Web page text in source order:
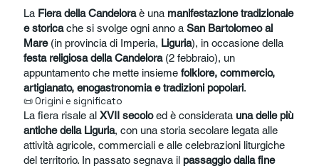
La Fiera della Candeloraè una manifestazione tradizionale
e storicache si svolge ogni anno a San Bartolomeo al
Mare(in provincia di Imperia, Liguria), in occasione della
festa religiosa della Candelora(2 febbraio), un
appuntamento che mette insieme folklore, commercio,
artigianato, enogastronomia e tradizioni popolari.
📜 Origini e significato
La fiera risale al XVII secoloed è considerata una delle più
antiche della Liguria, con una storia secolare legata alle
attività agricole, commerciali e alle celebrazioni liturgiche
del territorio. In passato segnava il passaggio dalla fine